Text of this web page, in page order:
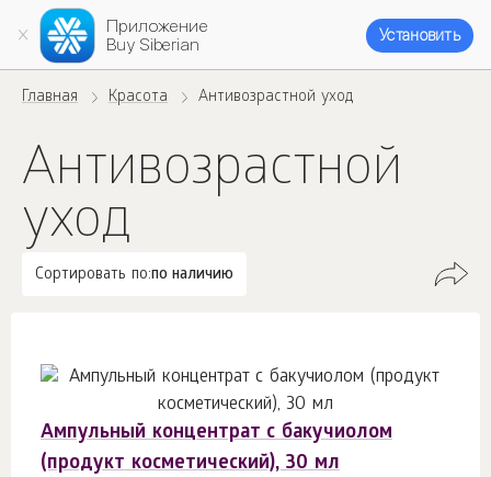
Приложение
Buy Siberian
Установить
Главная Красота Антивозрастной уход
Антивозрастной
уход
Сортировать по:по наличию
Ампульный концентрат с бакучиолом
(продукт косметический), 30 мл